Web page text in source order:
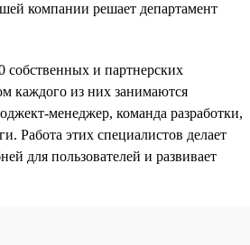
компании решает департамент
собственных и партнерских
каждого из них занимаются
менеджер, команда разработки,
Работа этих специалистов делает
для пользователей и развивает